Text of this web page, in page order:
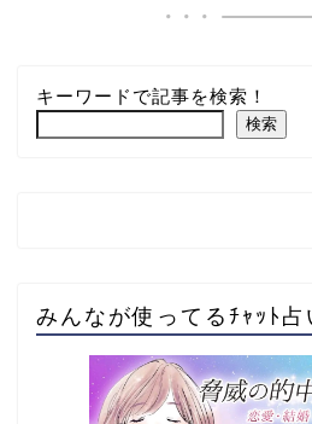
キーワードで記事を検索！
検索
みんなが使ってるﾁｬｯﾄ占